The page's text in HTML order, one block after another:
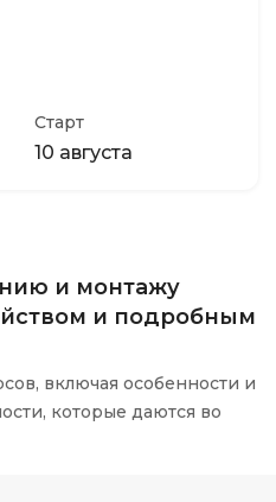
Старт
10 августа
и монтажу
и подробным
включая особенности и
которые даются во